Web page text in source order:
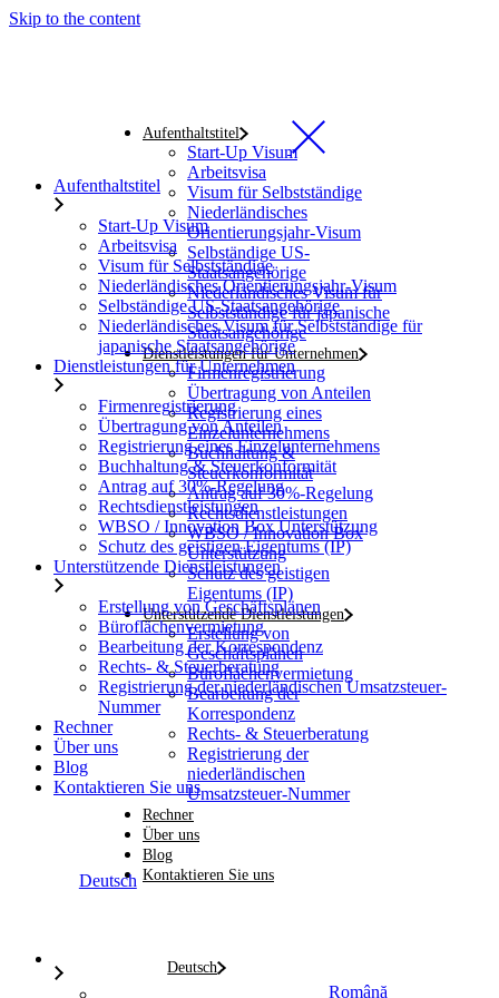
Skip to the content
Aufenthaltstitel
Start-Up Visum
Arbeitsvisa
Visum für Selbstständige
Niederländisches
Orientierungsjahr-Visum
Selbständige US-
Staatsangehörige
Niederländisches Visum für
Selbstständige für japanische
Staatsangehörige
Dienstleistungen für Unternehmen
Firmenregistrierung
Übertragung von Anteilen
Registrierung eines
Einzelunternehmens
Buchhaltung &
Steuerkonformität
Antrag auf 30%-Regelung
Rechtsdienstleistungen
WBSO / Innovation Box
Unterstützung
Schutz des geistigen
Eigentums (IP)
Unterstützende Dienstleistungen
Erstellung von
Geschäftsplänen
Büroflächenvermietung
Bearbeitung der
Korrespondenz
Rechts- & Steuerberatung
Registrierung der
niederländischen
Umsatzsteuer-Nummer
Rechner
Über uns
Blog
Kontaktieren Sie uns
Deutsch
Aufenthaltstitel
Start-Up Visum
Arbeitsvisa
Visum für Selbstständige
Niederländisches Orientierungsjahr-Visum
Selbständige US-Staatsangehörige
Niederländisches Visum für Selbstständige für
japanische Staatsangehörige
Dienstleistungen für Unternehmen
Firmenregistrierung
Übertragung von Anteilen
Registrierung eines Einzelunternehmens
Buchhaltung & Steuerkonformität
Antrag auf 30%-Regelung
Rechtsdienstleistungen
WBSO / Innovation Box Unterstützung
Schutz des geistigen Eigentums (IP)
Unterstützende Dienstleistungen
Erstellung von Geschäftsplänen
Büroflächenvermietung
Bearbeitung der Korrespondenz
Rechts- & Steuerberatung
Registrierung der niederländischen Umsatzsteuer-
Nummer
Rechner
Über uns
Blog
Kontaktieren Sie uns
Deutsch
Română